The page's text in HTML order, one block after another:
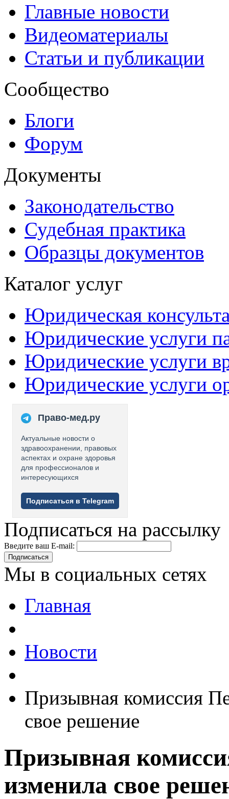
Главные новости
Видеоматериалы
Статьи и публикации
Сообщество
Блоги
Форум
Документы
Законодательство
Судебная практика
Образцы документов
Каталог услуг
Юридическая
Юридические услуги
Юридические услуги
Юридические услуги
Право-мед.ру
Актуальные новости о
здравоохранении, правовых
аспектах и охране здоровья
для профессионалов и
интересующихся
Подписаться в Telegram
Подписаться на рассылку
Введите ваш E-mail:
Подписаться
Мы в социальных сетях
Главная
Новости
Призывная комиссия
свое решение
Призывная
изменила свое